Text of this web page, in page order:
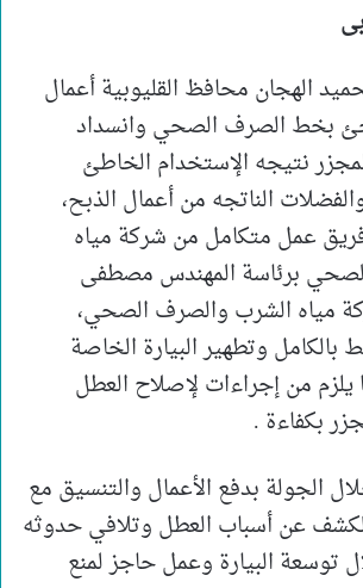
الهجان محافظ القليوبية أعمال
بخط الصرف الصحي وانسداد
نتيجه الإستخدام الخاطئ
الناتجه من أعمال الذبح،
عمل متكامل من شركة مياه
برئاسة المهندس مصطفى
مياه الشرب والصرف الصحي،
وتطهير البيارة الخاصة
يلزم من إجراءات لإصلاح العطل
بكفاءة .
الجولة بدفع الأعمال والتنسيق مع
عن أسباب العطل وتلافي حدوثه
توسعة البيارة وعمل حاجز لمنع